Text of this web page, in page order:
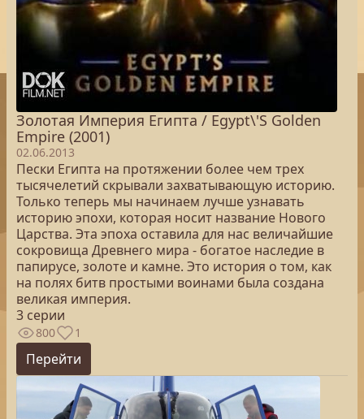
Золотая Империя Египта / Egypt\'S Golden
Empire (2001)
02.06.2013
Пески Египта на протяжении более чем трех
тысячелетий скрывали захватывающую историю.
Только теперь мы начинаем лучше узнавать
историю эпохи, которая носит название Нового
Царства. Эта эпоха оставила для нас величайшие
сокровища Древнего мира - богатое наследие в
папирусе, золоте и камне. Это история о том, как
на полях битв простыми воинами была создана
великая империя.
3 серии
800 1
Перейти